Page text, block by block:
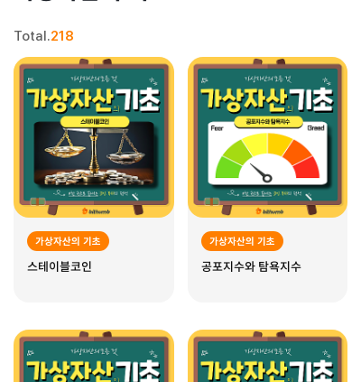
Total.218
가상자산의 기초
스테이블코인
가상자산의 기초
공포지수와 탐욕지수